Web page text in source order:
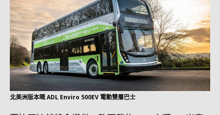
北美洲版本嘅 ADL Enviro 500EV 電動雙層巴士